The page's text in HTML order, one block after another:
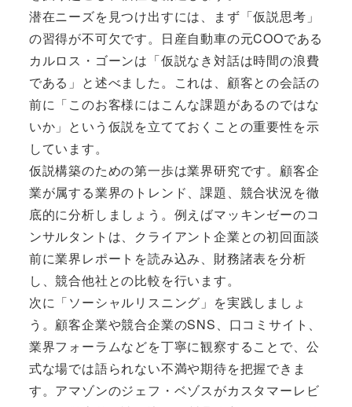
潜在ニーズを見つけ出すには、まず「仮説思考」
の習得が不可欠です。日産自動車の元COOである
カルロス・ゴーンは「仮説なき対話は時間の浪費
である」と述べました。これは、顧客との会話の
前に「このお客様にはこんな課題があるのではな
いか」という仮説を立てておくことの重要性を示
しています。
仮説構築のための第一歩は業界研究です。顧客企
業が属する業界のトレンド、課題、競合状況を徹
底的に分析しましょう。例えばマッキンゼーのコ
ンサルタントは、クライアント企業との初回面談
前に業界レポートを読み込み、財務諸表を分析
し、競合他社との比較を行います。
次に「ソーシャルリスニング」を実践しましょ
う。顧客企業や競合企業のSNS、口コミサイト、
業界フォーラムなどを丁寧に観察することで、公
式な場では語られない不満や期待を把握できま
す。アマゾンのジェフ・ベゾスがカスタマーレビ